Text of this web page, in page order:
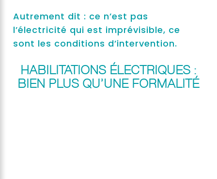
Autrement dit : ce n’est pas
l’électricité qui est imprévisible, ce
sont les conditions d’intervention.
HABILITATIONS ÉLECTRIQUES :
BIEN PLUS QU’UNE FORMALITÉ